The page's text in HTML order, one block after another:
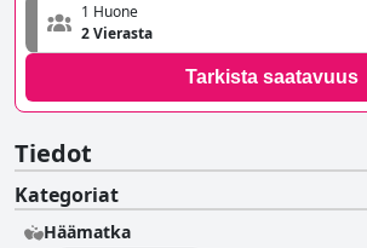
1 Huone
2 Vierasta
Tarkista saatavuus
Tiedot
Kategoriat
Häämatka